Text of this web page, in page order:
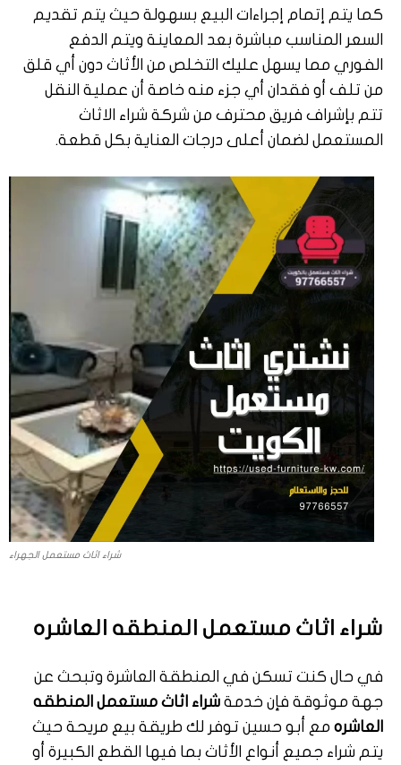
كما يتم إتمام إجراءات البيع بسهولة حيث يتم تقديم
السعر المناسب مباشرة بعد المعاينة ويتم الدفع
الفوري مما يسهل عليك التخلص من الأثاث دون أي قلق
من تلف أو فقدان أي جزء منه خاصة أن عملية النقل
تتم بإشراف فريق محترف من شركة شراء الاثاث
المستعمل لضمان أعلى درجات العناية بكل قطعة.
شراء اثاث مستعمل الجهراء
شراء اثاث مستعمل المنطقه العاشره
في حال كنت تسكن في المنطقة العاشرة وتبحث عن
جهة موثوقة فإن خدمة شراء اثاث مستعمل المنطقه
العاشره مع أبو حسين توفر لك طريقة بيع مريحة حيث
يتم شراء جميع أنواع الأثاث بما فيها القطع الكبيرة أو